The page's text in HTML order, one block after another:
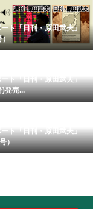
ト「日刊・原田武夫」
）
ト「日刊・原田武夫」
)発売...
ト「日刊・原田武夫」
）